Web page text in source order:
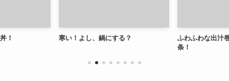
！よし、鍋にする？
ふわふわな出汁巻き卵のコツ３箇